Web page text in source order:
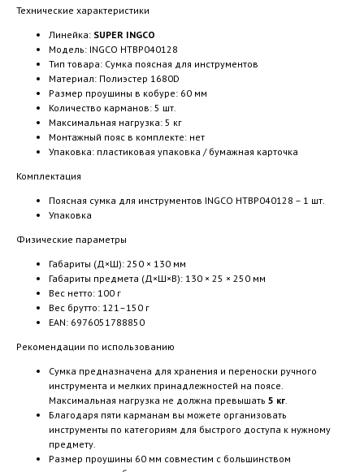
Технические характеристики
Линейка: SUPER INGCO
Модель: INGCO HTBP040128
Тип товара: Сумка поясная для инструментов
Материал: Полиэстер 1680D
Размер проушины в кобуре: 60 мм
Количество карманов: 5 шт.
Максимальная нагрузка: 5 кг
Монтажный пояс в комплекте: нет
Упаковка: пластиковая упаковка / бумажная карточка
Комплектация
Поясная сумка для инструментов INGCO HTBP040128 – 1 шт.
Упаковка
Физические параметры
Габариты (Д×Ш): 250 × 130 мм
Габариты предмета (Д×Ш×В): 130 × 25 × 250 мм
Вес нетто: 100 г
Вес брутто: 121–150 г
EAN: 6976051788850
Рекомендации по использованию
Сумка предназначена для хранения и переноски ручного
инструмента и мелких принадлежностей на поясе.
Максимальная нагрузка не должна превышать 5 кг.
Благодаря пяти карманам вы можете организовать
инструменты по категориям для быстрого доступа к нужному
предмету.
Размер проушины 60 мм совместим с большинством